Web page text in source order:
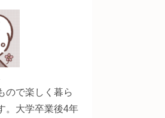
ので楽しく暮ら
。大学卒業後4年